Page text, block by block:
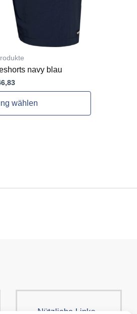
navy blau
wählen
Nützliche Links